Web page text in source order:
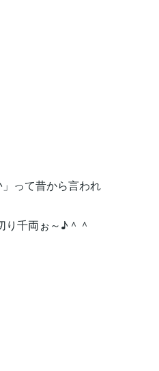
って昔から言われ
り千両ぉ～♪＾＾